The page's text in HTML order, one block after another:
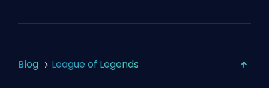
Blog League of Legends